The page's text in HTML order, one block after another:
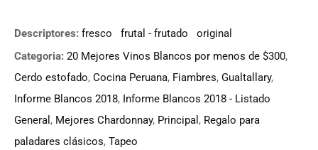
Descriptores: fresco frutal - frutado
original
Categoria: 20 Mejores Vinos Blancos por menos de $300,
Cerdo estofado, Cocina Peruana, Fiambres, Gualtallary,
Informe Blancos 2018, Informe Blancos 2018 - Listado
General , Mejores Chardonnay, Principal , Regalo para
paladares clásicos, Tapeo